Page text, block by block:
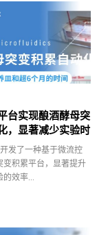
台实现酿酒酵母突
，显著减少实验时
发了一种基于微流控
变积累平台，显著提升
的效率...